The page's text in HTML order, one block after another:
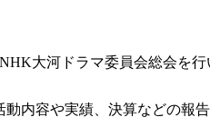
大河ドラマ委員会総会を
内容や実績、決算などの報